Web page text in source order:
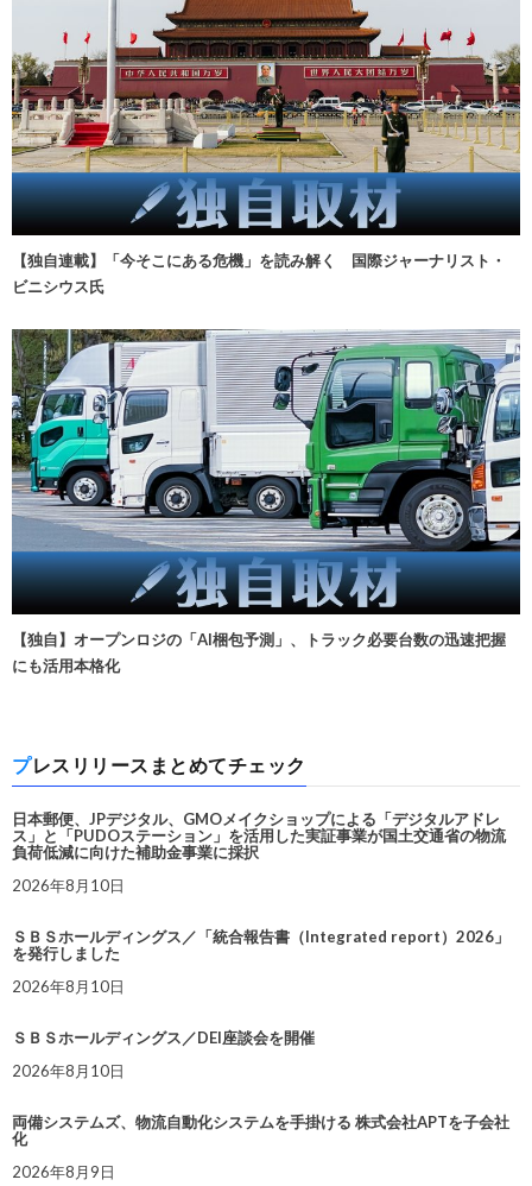
【独自連載】「今そこにある危機」を読み解く 国際ジャーナリスト・
ビニシウス氏
【独自】オープンロジの「AI梱包予測」、トラック必要台数の迅速把握
にも活用本格化
プレスリリースまとめてチェック
日本郵便、JPデジタル、GMOメイクショップによる「デジタルアドレ
ス」と「PUDOステーション」を活用した実証事業が国土交通省の物流
負荷低減に向けた補助金事業に採択
2026年8月10日
ＳＢＳホールディングス／「統合報告書（Integrated report）2026」
を発行しました
2026年8月10日
ＳＢＳホールディングス／DEI座談会を開催
2026年8月10日
両備システムズ、物流自動化システムを手掛ける 株式会社APTを子会社
化
2026年8月9日